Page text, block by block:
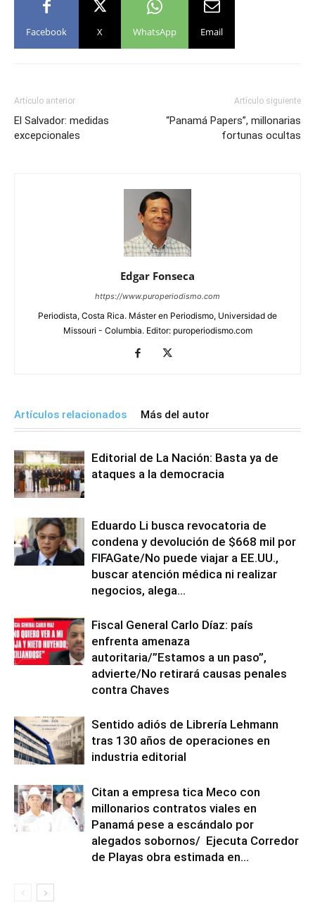
Facebook X WhatsApp Email
Artículo anterior
El Salvador: medidas
excepcionales
Artículo siguiente
“Panamá Papers”, millonarias
fortunas ocultas
Edgar Fonseca
https://www.puroperiodismo.com
Periodista, Costa Rica. Máster en Periodismo, Universidad de
Missouri - Columbia. Editor: puroperiodismo.com
Artículos relacionados Más del autor
Editorial de La Nación: Basta ya de
ataques a la democracia
Eduardo Li busca revocatoria de
condena y devolución de $668 mil por
FIFAGate/No puede viajar a EE.UU.,
buscar atención médica ni realizar
negocios, alega...
Fiscal General Carlo Díaz: país
enfrenta amenaza
autoritaria/”Estamos a un paso”,
advierte/No retirará causas penales
contra Chaves
Sentido adiós de Librería Lehmann
tras 130 años de operaciones en
industria editorial
Citan a empresa tica Meco con
millonarios contratos viales en
Panamá pese a escándalo por
alegados sobornos/ Ejecuta Corredor
de Playas obra estimada en...